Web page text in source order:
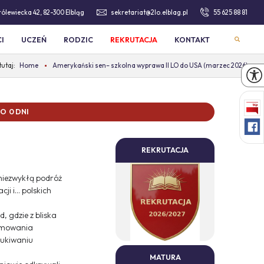
UCZEŃ RODZIC REKRUTACJA KONTAKT
42, 82-300 Elbląg sekretariat@2lo.elblag.pl 55 625 88 81
Home Amerykański sen– szkolna wyprawa II LO do USA (marzec 2026)
0 DNI
podróż
i… polskich
gdzie z bliska
REKRUTACJA
MATURA